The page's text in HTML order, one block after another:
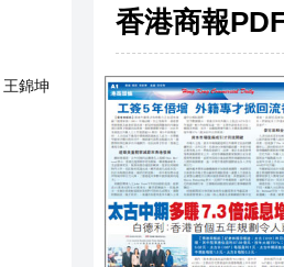
王錦坤
香港商報